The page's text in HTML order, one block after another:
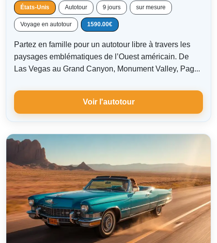
États-Unis Autotour 9 jours sur mesure
Voyage en autotour 1590.00€
Partez en famille pour un autotour libre à travers les
paysages emblématiques de l’Ouest américain. De
Las Vegas au Grand Canyon, Monument Valley, Pag...
Voir l'autotour